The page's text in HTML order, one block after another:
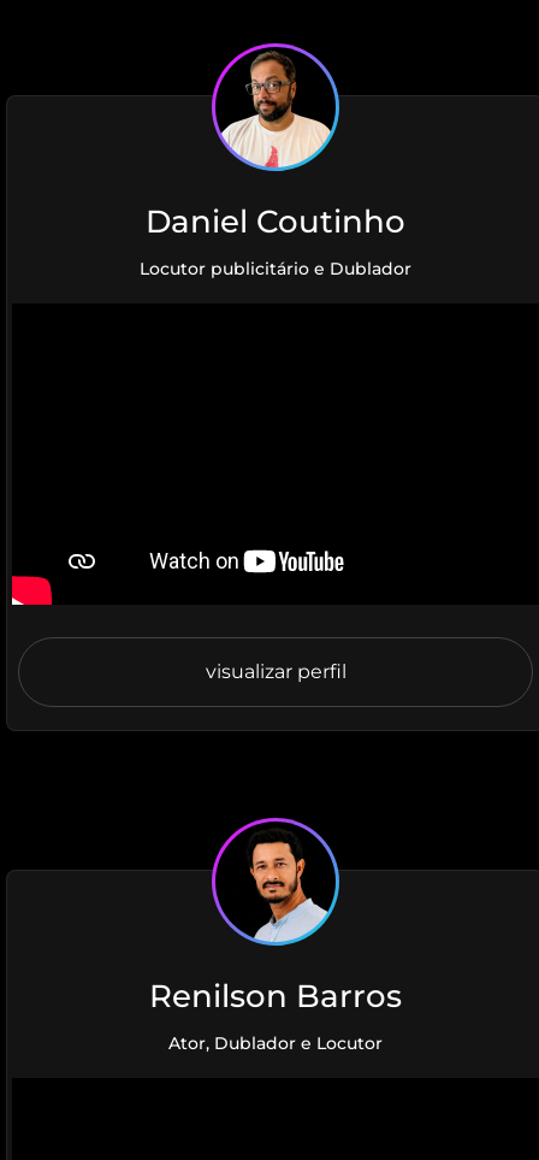
Daniel Coutinho
Locutor publicitário e Dublador
visualizar perfil
Renilson Barros
Ator, Dublador e Locutor